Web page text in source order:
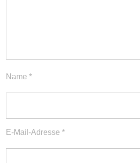
Name *
E-Mail-Adresse *